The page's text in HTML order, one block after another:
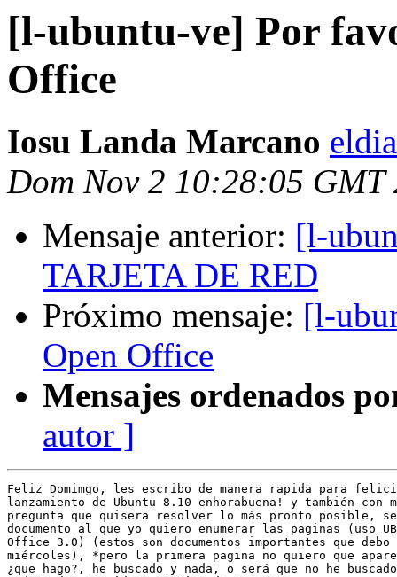
[l-ubuntu-ve] Por
Office
Iosu Landa Marcano
Dom Nov 2 10:28:05 GMT
Mensaje anterior: [l-
TARJETA DE RED
Próximo mensaje: [l-
Open Office
Mensajes ordenados
autor ]
Feliz Domimgo, les escribo de manera rapida para
lanzamiento de Ubuntu 8.10 enhorabuena! y también con
pregunta que quisera resolver lo más pronto posible,
documento al que yo quiero enumerar las paginas (uso
Office 3.0) (estos son documentos importantes que
miércoles), *pero la primera pagina no quiero que
¿que hago?, he buscado y nada, o será que no he